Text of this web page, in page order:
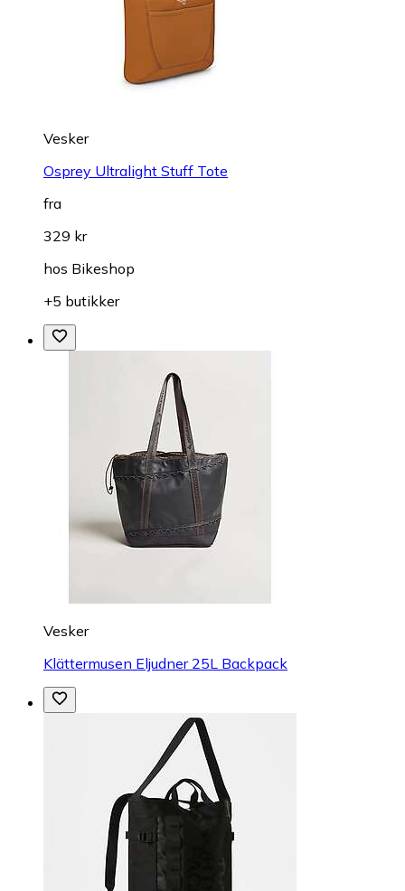
Vesker
Osprey Ultralight Stuff Tote
fra
329 kr
hos Bikeshop
+5 butikker
Vesker
Klättermusen Eljudner 25L Backpack